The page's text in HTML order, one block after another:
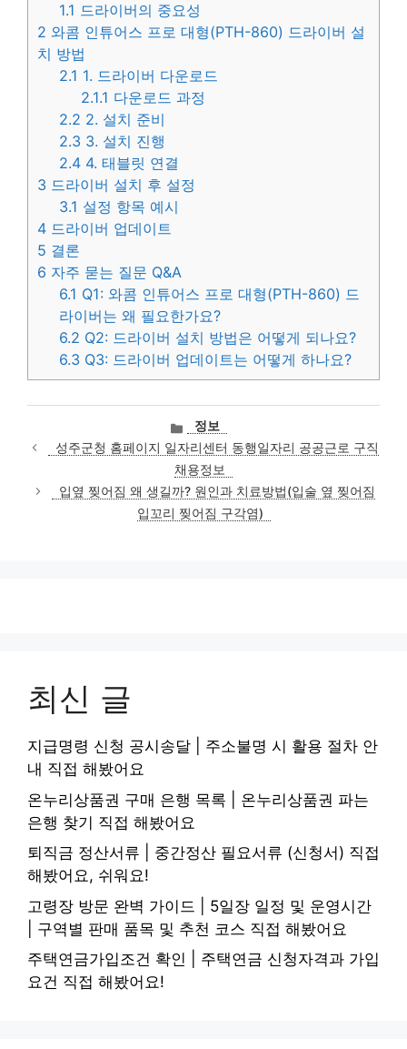
1.1 드라이버의 중요성
2 와콤 인튜어스 프로 대형(PTH-860) 드라이버 설
치 방법
2.1 1. 드라이버 다운로드
2.1.1 다운로드 과정
2.2 2. 설치 준비
2.3 3. 설치 진행
2.4 4. 태블릿 연결
3 드라이버 설치 후 설정
3.1 설정 항목 예시
4 드라이버 업데이트
5 결론
6 자주 묻는 질문 Q&A
6.1 Q1: 와콤 인튜어스 프로 대형(PTH-860) 드
라이버는 왜 필요한가요?
6.2 Q2: 드라이버 설치 방법은 어떻게 되나요?
6.3 Q3: 드라이버 업데이트는 어떻게 하나요?
카
테
고
리
정보
성주군청 홈페이지 일자리센터 동행일자리 공공근로 구직
채용정보
입옆 찢어짐 왜 생길까? 원인과 치료방법(입술 옆 찢어짐
입꼬리 찢어짐 구각염)
최신 글
지급명령 신청 공시송달 | 주소불명 시 활용 절차 안
내 직접 해봤어요
온누리상품권 구매 은행 목록 | 온누리상품권 파는
은행 찾기 직접 해봤어요
퇴직금 정산서류 | 중간정산 필요서류 (신청서) 직접
해봤어요, 쉬워요!
고령장 방문 완벽 가이드 | 5일장 일정 및 운영시간
| 구역별 판매 품목 및 추천 코스 직접 해봤어요
주택연금가입조건 확인 | 주택연금 신청자격과 가입
요건 직접 해봤어요!